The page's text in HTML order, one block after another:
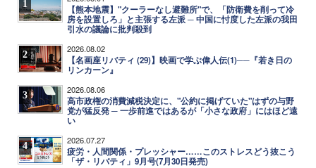
1
【熊本地震】"クーラーなし避難所"で、「防衛費を削って冷
房を設置しろ」と主張する左派 ─ 中国に忖度した左派の我田
引水の議論に批判殺到
2 2026.08.02
【名画座リバティ (29)】映画で学ぶ偉人伝(1)──『若き日の
リンカーン』
3 2026.08.06
高市政権の消費減税決定に、"公約に掲げていた"はずの与野
党が猛反発 ─ 一歩前進ではあるが「小さな政府」にはほど遠
い
4 2026.07.27
疲労・人間関係・プレッシャー……このストレスどう抜こう
「ザ・リバティ」9月号(7月30日発売)